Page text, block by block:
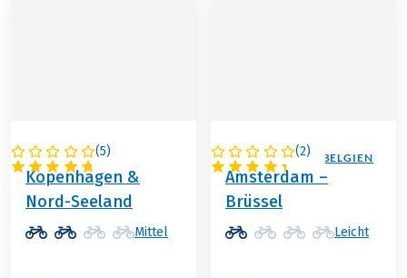
(5)
DÄNEMARK
Kopenhagen &
Nord-Seeland
Mittel
(2)
NIEDERLANDE / BELGIEN
Amsterdam –
Brüssel
Leicht